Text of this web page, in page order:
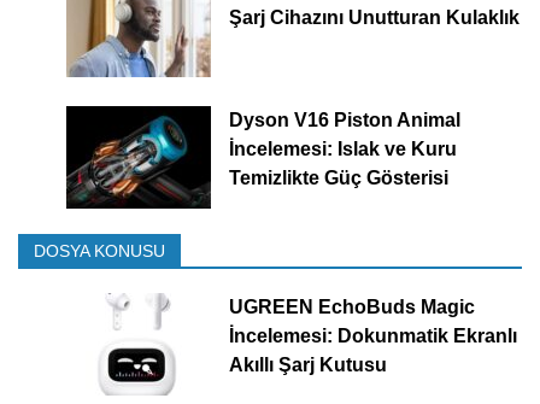
Şarj Cihazını Unutturan Kulaklık
Dyson V16 Piston Animal
İncelemesi: Islak ve Kuru
Temizlikte Güç Gösterisi
DOSYA KONUSU
UGREEN EchoBuds Magic
İncelemesi: Dokunmatik Ekranlı
Akıllı Şarj Kutusu